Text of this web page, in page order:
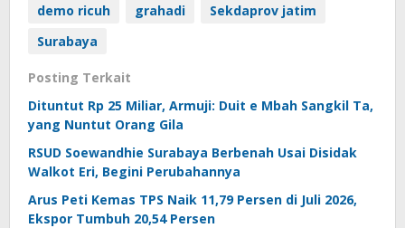
demo ricuh
grahadi
Sekdaprov jatim
Surabaya
Posting Terkait
Dituntut Rp 25 Miliar, Armuji: Duit e Mbah Sangkil Ta,
yang Nuntut Orang Gila
RSUD Soewandhie Surabaya Berbenah Usai Disidak
Walkot Eri, Begini Perubahannya
Arus Peti Kemas TPS Naik 11,79 Persen di Juli 2026,
Ekspor Tumbuh 20,54 Persen